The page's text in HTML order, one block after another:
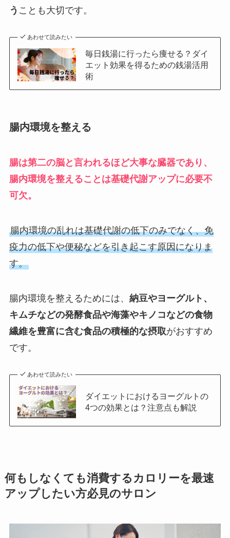
う ことも大切です。
あわせて読みたい
毎日銭湯に行ったら痩せる？ダイ
エット効果を得るための銭湯活用
術
腸内環境を整える
腸は第二の脳と言われるほど大事な臓器であり、
腸内環境を整えることは基礎代謝アップに必要不
可欠。
腸内環境の乱れは基礎代謝の低下のみでなく、免
疫力の低下や便秘などを引き起こす原因になりま
す。
腸内環境を整えるためには、 納豆やヨーグルト、
キムチなどの発酵食品や海藻やキノコなどの食物
繊維を豊富に含む食品の積極的な摂取がおすすめ
です。
あわせて読みたい
ダイエットにおけるヨーグルトの
4つの効果とは？注意点も解説
何もしなくても消費するカロリーを最速
アップしたい方必見のサロン